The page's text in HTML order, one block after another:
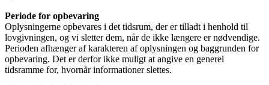
Periode for opbevaring
Oplysningerne opbevares i det tidsrum, der er tilladt i henhold til
lovgivningen, og vi sletter dem, når de ikke længere er nødvendige.
Perioden afhænger af karakteren af oplysningen og baggrunden for
opbevaring. Det er derfor ikke muligt at angive en generel
tidsramme for, hvornår informationer slettes.